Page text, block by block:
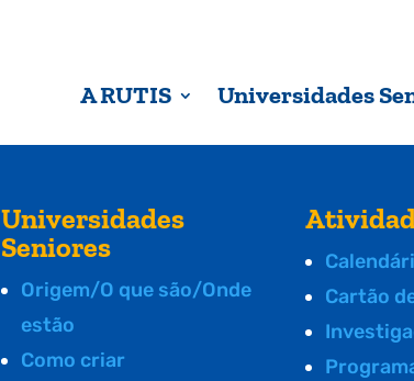
A RUTIS Universidades
Universidades
Seniores
Origem/O que são/Onde
estão
Como criar
Cartão